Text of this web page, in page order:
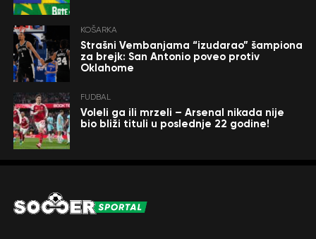
KOŠARKA
Strašni Vembanjama “izudarao” šampiona
za brejk: San Antonio poveo protiv
Oklahome
FUDBAL
Voleli ga ili mrzeli – Arsenal nikada nije
bio bliži tituli u poslednje 22 godine!